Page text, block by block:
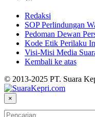
Redaksi
SOP Perlindungan
Pedoman Dewan
Kode Etik Perilaku
Visi-Misi Media
Kembali ke atas
© 2013-2025 PT. Suara
×